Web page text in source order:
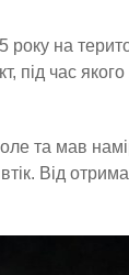
року на
під час
та мав
Від